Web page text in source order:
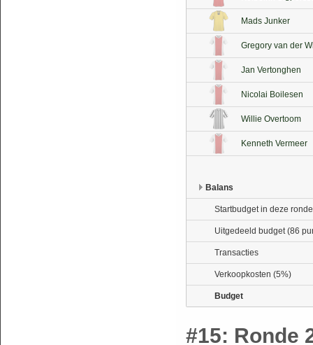
Mads Junker
Gregory van der
Jan Vertonghen
Nicolai Boilesen
Willie Overtoom
Kenneth Vermeer
Balans
Startbudget in deze ronde
Uitgedeeld budget (86
Transacties
Verkoopkosten (5%)
Budget
#15: Ronde